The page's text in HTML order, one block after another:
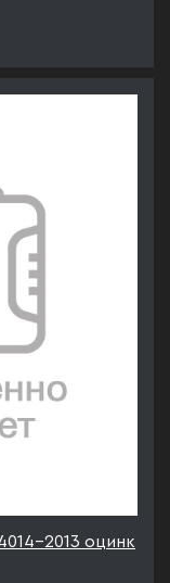
2013 оцинк